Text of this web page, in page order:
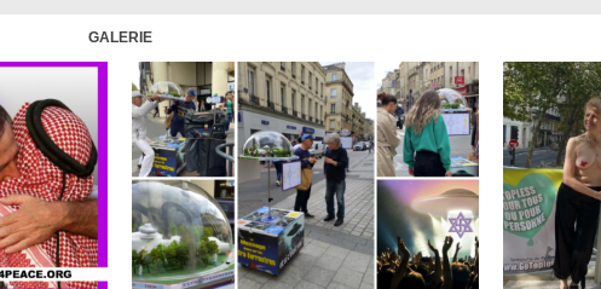
GALERIE